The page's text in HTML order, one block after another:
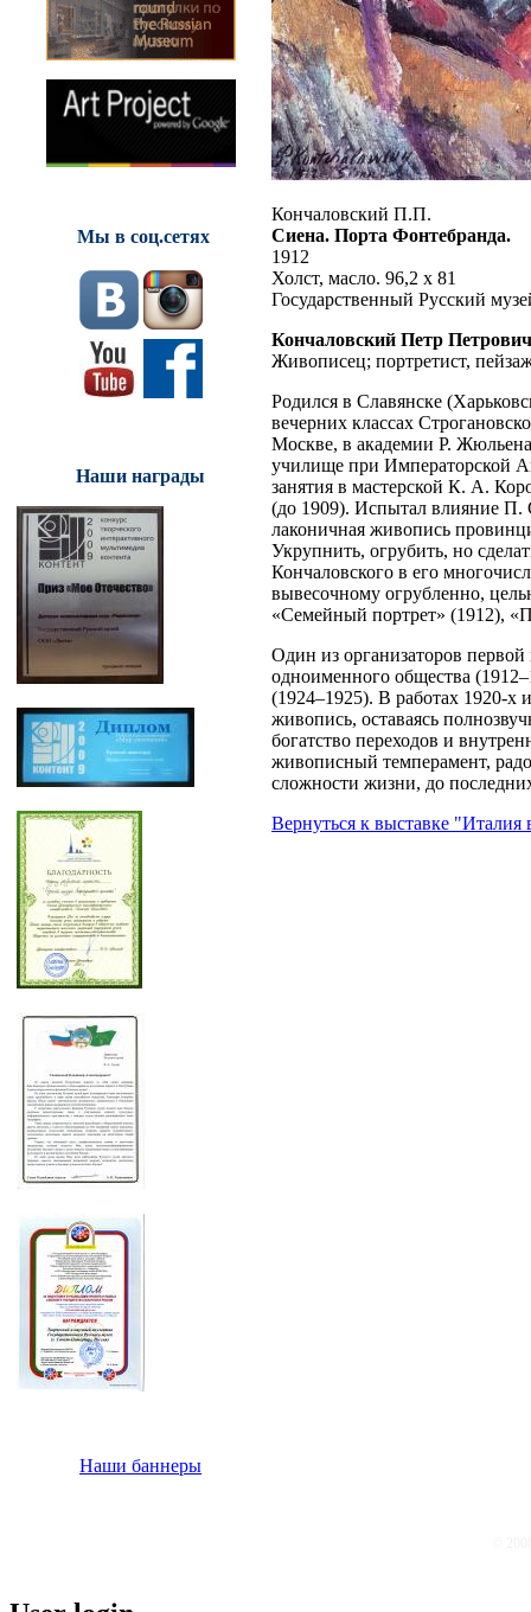
Мы в соц.сетях
Наши награды
Наши баннеры
Кончаловский П.П.
Сиена. Порта Фонтебранда.
1912
Холст, масло. 96,2 x 81
Государственный Русский
Кончаловский Петр
Живописец; портретист,
Родился в Славянске
вечерних классах
Москве, в академии Р.
училище при Императорской
занятия в мастерской К. А.
(до 1909). Испытал влияние П.
лаконичная живопись
Укрупнить, огрубить, но
Кончаловского в его
вывесочному огрубленно,
«Семейный портрет» (1912),
Один из организаторов
одноименного общества
(1924–1925). В работах 1920-х
живопись, оставаясь
богатство переходов и
живописный темперамент,
сложности жизни, до
Вернуться к выставке "Италия